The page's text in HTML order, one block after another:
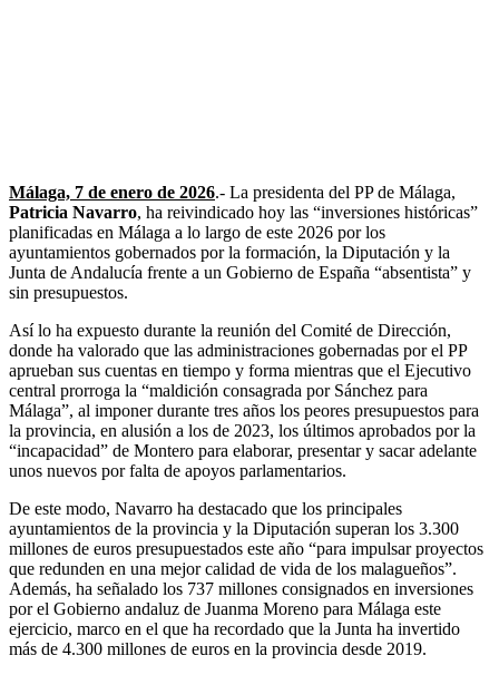
Málaga, 7 de enero de 2026.- La presidenta del PP de Málaga,
Patricia Navarro, ha reivindicado hoy las “inversiones históricas”
planificadas en Málaga a lo largo de este 2026 por los
ayuntamientos gobernados por la formación, la Diputación y la
Junta de Andalucía frente a un Gobierno de España “absentista” y
sin presupuestos.
Así lo ha expuesto durante la reunión del Comité de Dirección,
donde ha valorado que las administraciones gobernadas por el PP
aprueban sus cuentas en tiempo y forma mientras que el Ejecutivo
central prorroga la “maldición consagrada por Sánchez para
Málaga”, al imponer durante tres años los peores presupuestos para
la provincia, en alusión a los de 2023, los últimos aprobados por la
“incapacidad” de Montero para elaborar, presentar y sacar adelante
unos nuevos por falta de apoyos parlamentarios.
De este modo, Navarro ha destacado que los principales
ayuntamientos de la provincia y la Diputación superan los 3.300
millones de euros presupuestados este año “para impulsar proyectos
que redunden en una mejor calidad de vida de los malagueños”.
Además, ha señalado los 737 millones consignados en inversiones
por el Gobierno andaluz de Juanma Moreno para Málaga este
ejercicio, marco en el que ha recordado que la Junta ha invertido
más de 4.300 millones de euros en la provincia desde 2019.